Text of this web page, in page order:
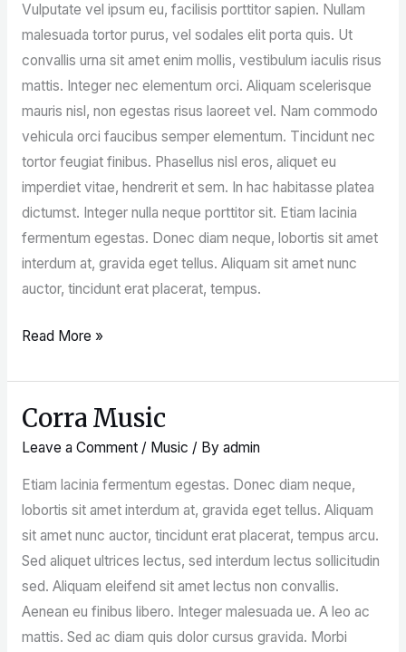
Vulputate vel ipsum eu, facilisis porttitor sapien. Nullam
malesuada tortor purus, vel sodales elit porta quis. Ut
convallis urna sit amet enim mollis, vestibulum iaculis risus
mattis. Integer nec elementum orci. Aliquam scelerisque
mauris nisl, non egestas risus laoreet vel. Nam commodo
vehicula orci faucibus semper elementum. Tincidunt nec
tortor feugiat finibus. Phasellus nisl eros, aliquet eu
imperdiet vitae, hendrerit et sem. In hac habitasse platea
dictumst. Integer nulla neque porttitor sit. Etiam lacinia
fermentum egestas. Donec diam neque, lobortis sit amet
interdum at, gravida eget tellus. Aliquam sit amet nunc
auctor, tincidunt erat placerat, tempus.
Read More »
Corra Music
Leave a Comment / Music / By admin
Etiam lacinia fermentum egestas. Donec diam neque,
lobortis sit amet interdum at, gravida eget tellus. Aliquam
sit amet nunc auctor, tincidunt erat placerat, tempus arcu.
Sed aliquet ultrices lectus, sed interdum lectus sollicitudin
sed. Aliquam eleifend sit amet lectus non convallis.
Aenean eu finibus libero. Integer malesuada ue. A leo ac
mattis. Sed ac diam quis dolor cursus gravida. Morbi
Corra
Music